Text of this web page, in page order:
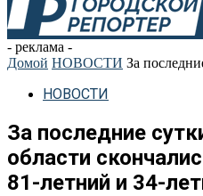
- реклама -
Домой НОВОСТИ За
НОВОСТИ
За последние
области
81-летний и 34-